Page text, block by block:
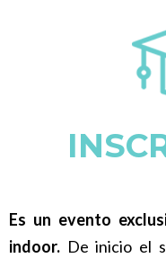
Es un evento
indoor. De inicio el